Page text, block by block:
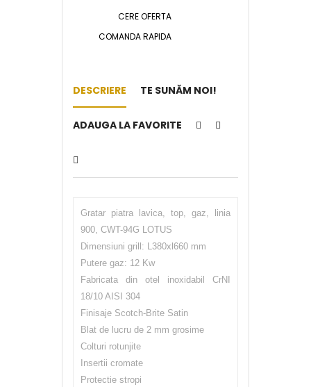
CERE OFERTA
COMANDA RAPIDA
DESCRIERE TE SUNĂM NOI!
ADAUGA LA FAVORITE
Gratar piatra lavica, top, gaz, linia
900, CWT-94G LOTUS
Dimensiuni grill: L380xl660 mm
Putere gaz: 12 Kw
Fabricata din otel inoxidabil CrNI
18/10 AISI 304
Finisaje Scotch-Brite Satin
Blat de lucru de 2 mm grosime
Colturi rotunjite
Insertii cromate
Protectie stropi